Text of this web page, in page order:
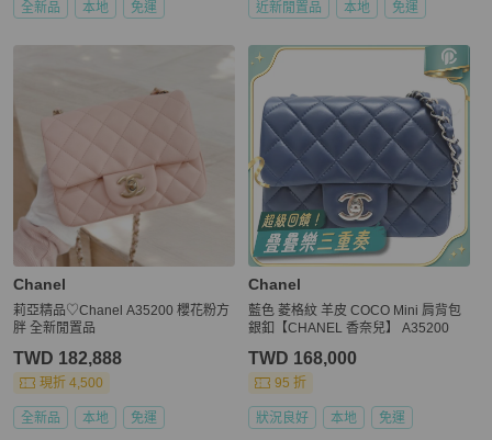
全新品 本地 免運 近新閒置品 本地 免運
Chanel
莉亞精品♡Chanel A35200 櫻花粉方
胖 全新閒置品
TWD 182,888
現折 4,500
全新品 本地 免運
Chanel
藍色 菱格紋 羊皮 COCO Mini 肩背包
銀釦【CHANEL 香奈兒】 A35200
TWD 168,000
95 折
狀況良好 本地 免運